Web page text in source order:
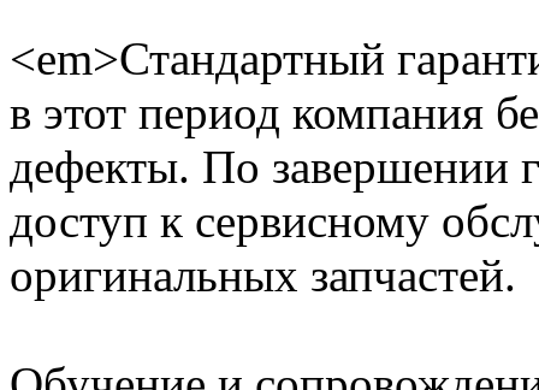
<em>Стандартный
в этот период компания
дефекты. По завершении
доступ к сервисному
оригинальных запчастей.